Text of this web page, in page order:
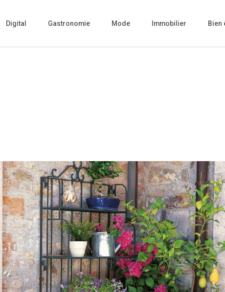
Digital Gastronomie Mode Immobilier Bien